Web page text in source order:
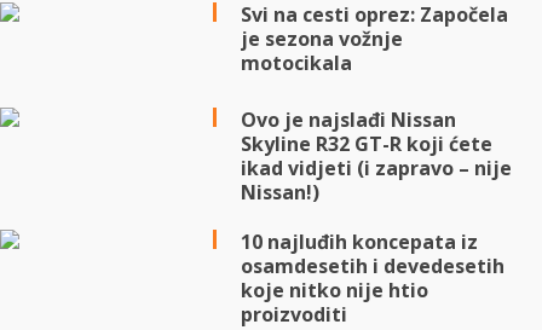
Svi na cesti oprez: Započela
je sezona vožnje
motocikala
Ovo je najslađi Nissan
Skyline R32 GT-R koji ćete
ikad vidjeti (i zapravo – nije
Nissan!)
10 najluđih koncepata iz
osamdesetih i devedesetih
koje nitko nije htio
proizvoditi